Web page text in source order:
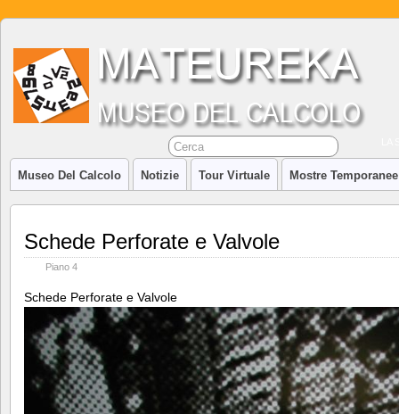
Museo Del Calcolo Notizie Tour Virtuale Mostre Temporanee
Schede Perforate e Valvole
Piano 4
Schede Perforate e Valvole